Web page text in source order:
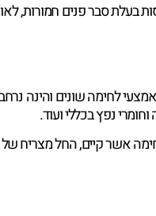
בעלת סבר פנים
לחימה שונים והינה
נפץ בכללי ועוד.
אשר קיים, החל מצריח